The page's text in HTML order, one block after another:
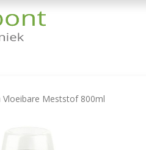
Vloeibare Meststof 800ml